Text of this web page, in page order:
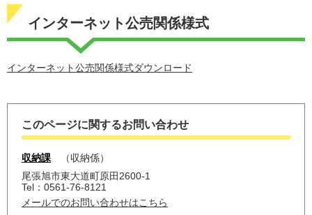
インターネット公売関係様式
インターネット公売関係様式ダウンロード
このページに関するお問い合わせ
収納課
収納係
尾張旭市東大道町原田2600-1
Tel：0561-76-8121
メールでのお問い合わせはこちら